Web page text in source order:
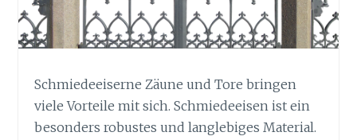
Schmiedeeiserne Zäune und Tore bringen
viele Vorteile mit sich. Schmiedeeisen ist ein
besonders robustes und langlebiges Material.